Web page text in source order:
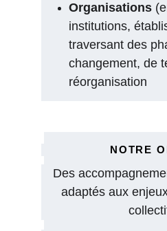
NOTRE
Des
adaptés aux
Organisations
institutions,
traversant des
changement, de
réorganisation